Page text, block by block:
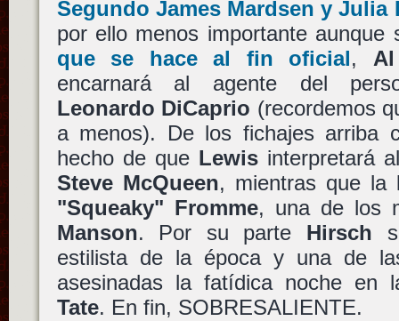
Segundo James Mardsen yJulia
por ello menos importante aunque
que se hace al fin oficial,
encarnará al agente del
Leonardo DiCaprio (recordemos
a menos). De los fichajes arriba
hecho de que Lewisinterpretará
Steve McQueen, mientras que la
"Squeaky" Fromme, una de los
Manson. Por su parte Hirsch
estilista de la época y una de
asesinadas la fatídica noche en
Tate. En fin, SOBRESALIENTE.